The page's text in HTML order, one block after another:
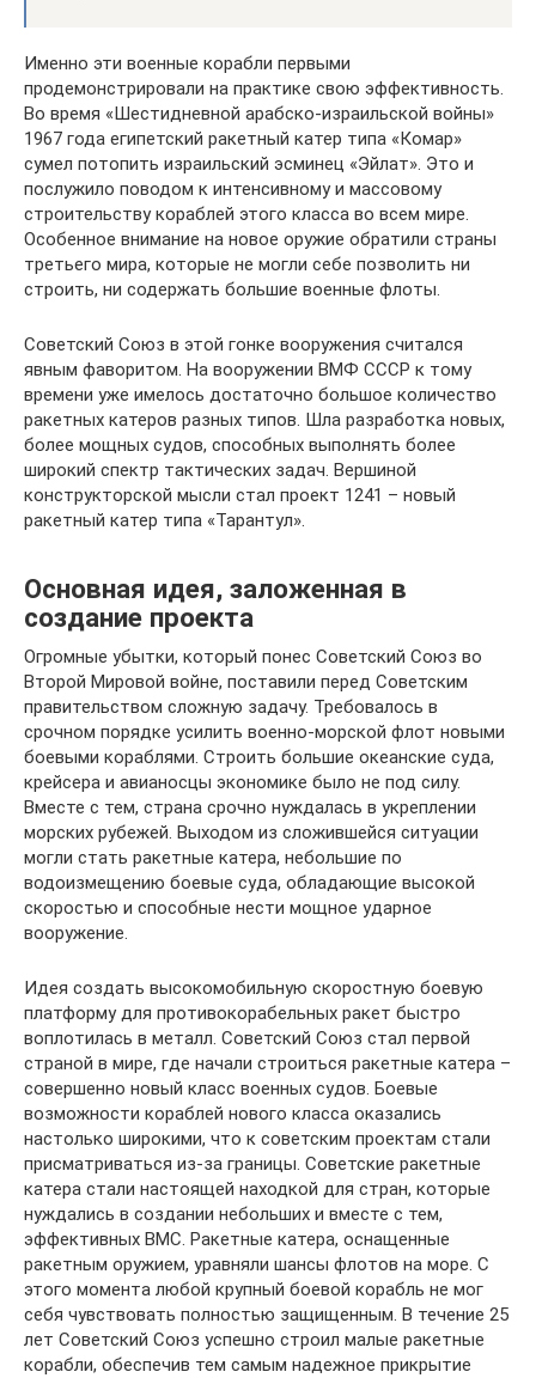
Именно эти военные корабли первыми
продемонстрировали на практике свою эффективность.
Во время «Шестидневной арабско-израильской войны»
1967 года египетский ракетный катер типа «Комар»
сумел потопить израильский эсминец «Эйлат». Это и
послужило поводом к интенсивному и массовому
строительству кораблей этого класса во всем мире.
Особенное внимание на новое оружие обратили страны
третьего мира, которые не могли себе позволить ни
строить, ни содержать большие военные флоты.
Советский Союз в этой гонке вооружения считался
явным фаворитом. На вооружении ВМФ СССР к тому
времени уже имелось достаточно большое количество
ракетных катеров разных типов. Шла разработка новых,
более мощных судов, способных выполнять более
широкий спектр тактических задач. Вершиной
конструкторской мысли стал проект 1241 – новый
ракетный катер типа «Тарантул».
Основная идея, заложенная в
создание проекта
Огромные убытки, который понес Советский Союз во
Второй Мировой войне, поставили перед Советским
правительством сложную задачу. Требовалось в
срочном порядке усилить военно-морской флот новыми
боевыми кораблями. Строить большие океанские суда,
крейсера и авианосцы экономике было не под силу.
Вместе с тем, страна срочно нуждалась в укреплении
морских рубежей. Выходом из сложившейся ситуации
могли стать ракетные катера, небольшие по
водоизмещению боевые суда, обладающие высокой
скоростью и способные нести мощное ударное
вооружение.
Идея создать высокомобильную скоростную боевую
платформу для противокорабельных ракет быстро
воплотилась в металл. Советский Союз стал первой
страной в мире, где начали строиться ракетные катера –
совершенно новый класс военных судов. Боевые
возможности кораблей нового класса оказались
настолько широкими, что к советским проектам стали
присматриваться из-за границы. Советские ракетные
катера стали настоящей находкой для стран, которые
нуждались в создании небольших и вместе с тем,
эффективных ВМС. Ракетные катера, оснащенные
ракетным оружием, уравняли шансы флотов на море. С
этого момента любой крупный боевой корабль не мог
себя чувствовать полностью защищенным. В течение 25
лет Советский Союз успешно строил малые ракетные
корабли, обеспечив тем самым надежное прикрытие